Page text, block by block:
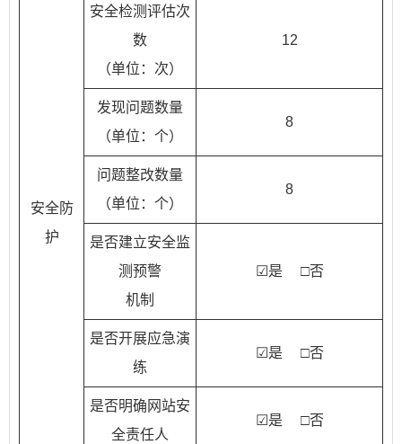
安全防
护
安全检测评估次
数
（单位：次）
12
发现问题数量
（单位：个）
8
问题整改数量
（单位：个）
8
是否建立安全监
测预警
机制
☑是 □否
是否开展应急演
练
☑是 □否
是否明确网站安
全责任人
☑是 □否